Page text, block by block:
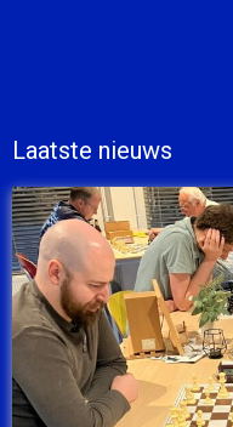
Laatste nieuws